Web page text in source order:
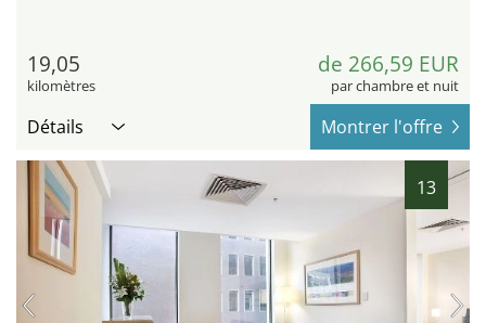
19,05
kilomètres
de 266,59 EUR
par chambre et nuit
Détails Montrer l'offre
13